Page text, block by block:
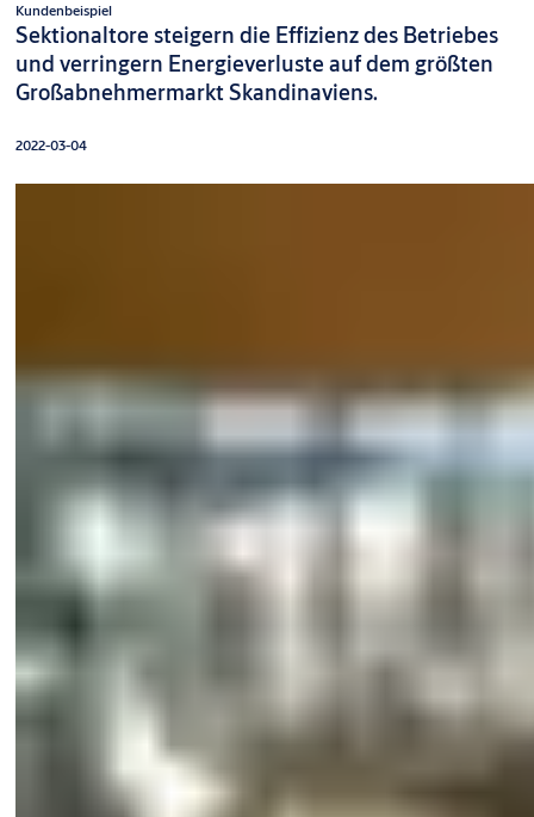
Kundenbeispiel
Sektionaltore steigern die Effizienz des Betriebes
und verringern Energieverluste auf dem größten
Großabnehmermarkt Skandinaviens.
2022-03-04